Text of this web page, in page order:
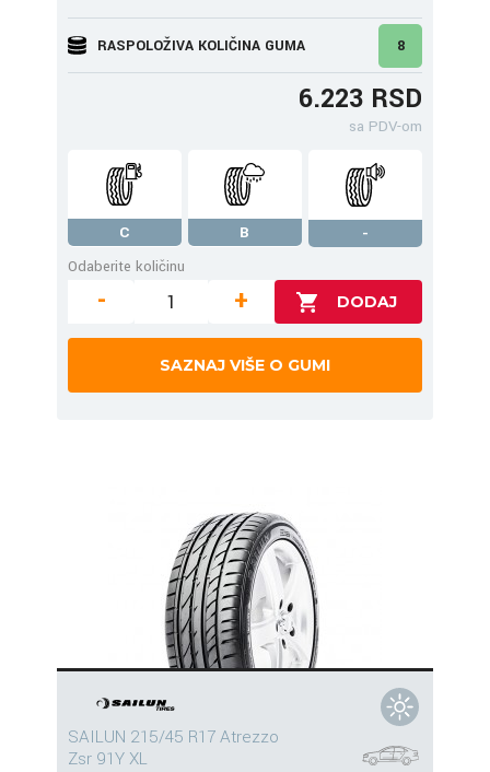
RASPOLOŽIVA KOLIČINA GUMA 8
6.223 RSD
sa PDV-om
C B
-
Odaberite količinu
- +
SAZNAJ VIŠE O GUMI
SAILUN 215/45 R17 Atrezzo
Zsr 91Y XL